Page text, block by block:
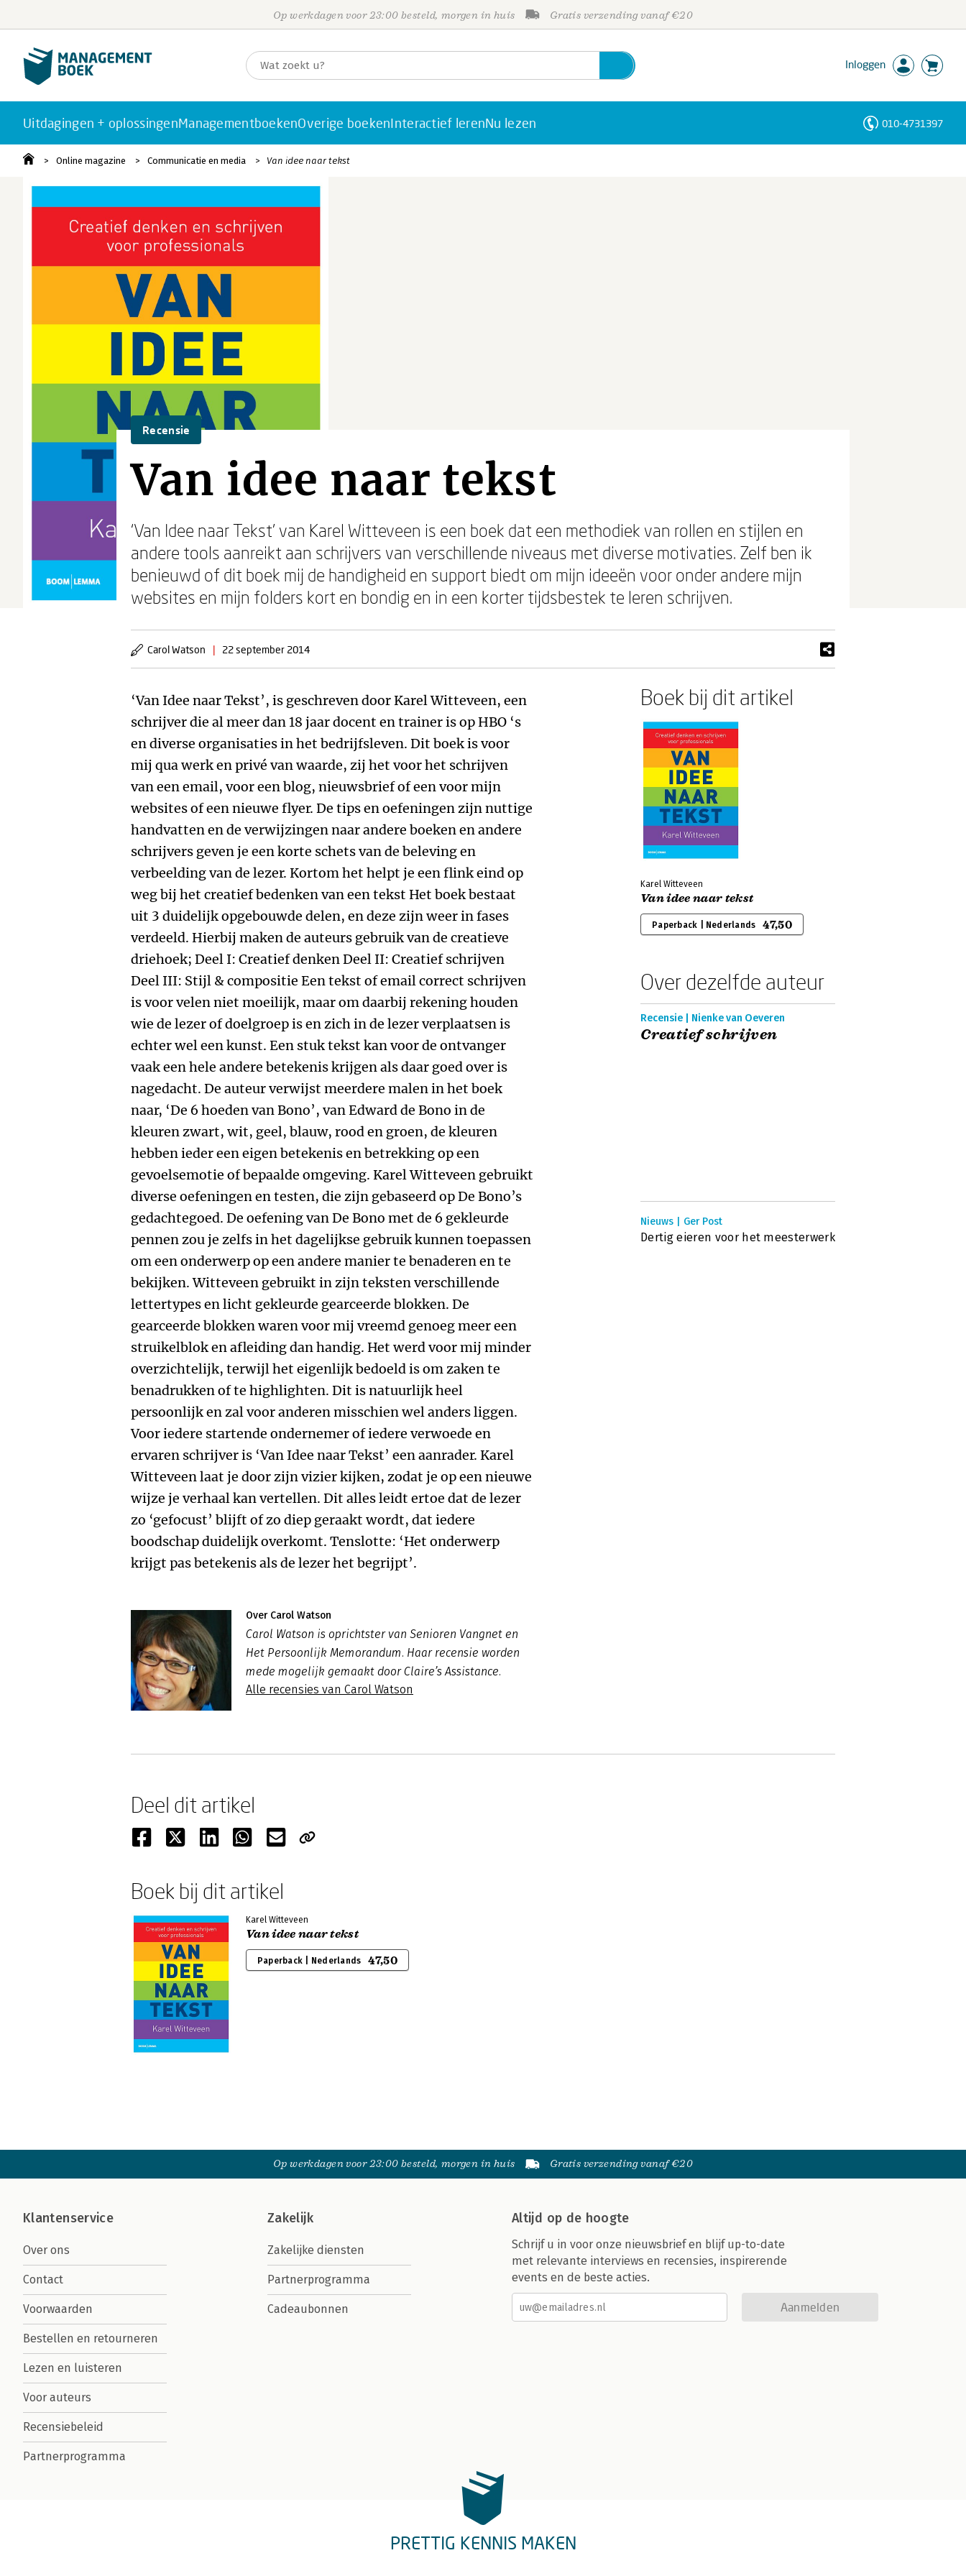
Op werkdagen voor 23:00 besteld, morgen in huis Gratis verzending vanaf €20
Inloggen
Uitdagingen + oplossingenManagementboekenOverige boekenInteractief lerenNu lezen 010-4731397
Online magazine Communicatie en media Van idee naar tekst
Recensie
Van idee naar tekst
‘Van Idee naar Tekst’ van Karel Witteveen is een boek dat een methodiek van rollen en stijlen en
andere tools aanreikt aan schrijvers van verschillende niveaus met diverse motivaties. Zelf ben ik
benieuwd of dit boek mij de handigheid en support biedt om mijn ideeën voor onder andere mijn
websites en mijn folders kort en bondig en in een korter tijdsbestek te leren schrijven.
Carol Watson | 22 september 2014
‘Van Idee naar Tekst’, is geschreven door Karel Witteveen, een
schrijver die al meer dan 18 jaar docent en trainer is op HBO ‘s
en diverse organisaties in het bedrijfsleven. Dit boek is voor
mij qua werk en privé van waarde, zij het voor het schrijven
van een email, voor een blog, nieuwsbrief of een voor mijn
websites of een nieuwe flyer. De tips en oefeningen zijn nuttige
handvatten en de verwijzingen naar andere boeken en andere
schrijvers geven je een korte schets van de beleving en
verbeelding van de lezer. Kortom het helpt je een flink eind op
weg bij het creatief bedenken van een tekst Het boek bestaat
uit 3 duidelijk opgebouwde delen, en deze zijn weer in fases
verdeeld. Hierbij maken de auteurs gebruik van de creatieve
driehoek; Deel I: Creatief denken Deel II: Creatief schrijven
Deel III: Stijl & compositie Een tekst of email correct schrijven
is voor velen niet moeilijk, maar om daarbij rekening houden
wie de lezer of doelgroep is en zich in de lezer verplaatsen is
echter wel een kunst. Een stuk tekst kan voor de ontvanger
vaak een hele andere betekenis krijgen als daar goed over is
nagedacht. De auteur verwijst meerdere malen in het boek
naar, ‘De 6 hoeden van Bono’, van Edward de Bono in de
kleuren zwart, wit, geel, blauw, rood en groen, de kleuren
hebben ieder een eigen betekenis en betrekking op een
gevoelsemotie of bepaalde omgeving. Karel Witteveen gebruikt
diverse oefeningen en testen, die zijn gebaseerd op De Bono’s
gedachtegoed. De oefening van De Bono met de 6 gekleurde
pennen zou je zelfs in het dagelijkse gebruik kunnen toepassen
om een onderwerp op een andere manier te benaderen en te
bekijken. Witteveen gebruikt in zijn teksten verschillende
lettertypes en licht gekleurde gearceerde blokken. De
gearceerde blokken waren voor mij vreemd genoeg meer een
struikelblok en afleiding dan handig. Het werd voor mij minder
overzichtelijk, terwijl het eigenlijk bedoeld is om zaken te
benadrukken of te highlighten. Dit is natuurlijk heel
persoonlijk en zal voor anderen misschien wel anders liggen.
Voor iedere startende ondernemer of iedere verwoede en
ervaren schrijver is ‘Van Idee naar Tekst’ een aanrader. Karel
Witteveen laat je door zijn vizier kijken, zodat je op een nieuwe
wijze je verhaal kan vertellen. Dit alles leidt ertoe dat de lezer
zo ‘gefocust’ blijft of zo diep geraakt wordt, dat iedere
boodschap duidelijk overkomt. Tenslotte: ‘Het onderwerp
krijgt pas betekenis als de lezer het begrijpt’.
Over Carol Watson
Carol Watson is oprichtster van Senioren Vangnet en
Het Persoonlijk Memorandum. Haar recensie worden
mede mogelijk gemaakt door Claire’s Assistance.
Alle recensies van Carol Watson
Boek bij dit artikel
Karel Witteveen
Van idee naar tekst
Paperback | Nederlands 47,50
Over dezelfde auteur
Recensie | Nienke van Oeveren
Creatief schrijven
Nieuws | Ger Post
Dertig eieren voor het meesterwerk
Deel dit artikel
Boek bij dit artikel
Karel Witteveen
Van idee naar tekst
Paperback | Nederlands 47,50
Op werkdagen voor 23:00 besteld, morgen in huis Gratis verzending vanaf €20
Klantenservice
Over ons
Contact
Voorwaarden
Bestellen en retourneren
Lezen en luisteren
Voor auteurs
Recensiebeleid
Partnerprogramma
Zakelijk
Zakelijke diensten
Partnerprogramma
Cadeaubonnen
Altijd op de hoogte
Schrijf u in voor onze nieuwsbrief en blijf up-to-date
met relevante interviews en recensies, inspirerende
events en de beste acties.
Aanmelden
PRETTIG KENNIS MAKEN
Personen